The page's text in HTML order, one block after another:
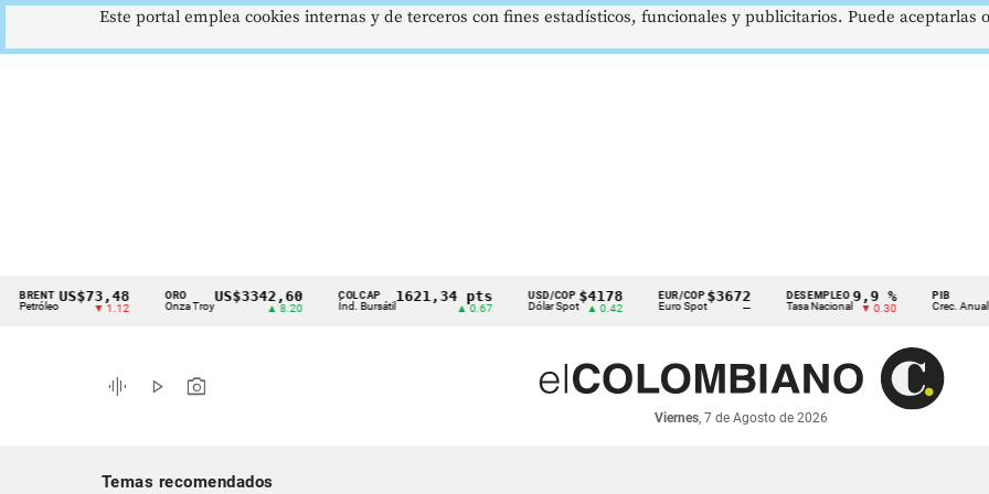
Cintillo
indicadores
económicos
US$73,48
▼ 1.12
ORO
Onza Troy
US$3342,60 COLCAP
Índ. Bursátil
1621,34 pts USD/COP
Dólar Spot
$4178
▲ 0.42
EUR/COP
Euro Spot
$3672
—
DESEMPLEO
Tasa Nacional
9,9 %
▼ 0.30
PIB
Crec. Anual
2,8 %
▲ 0.10
graphic_eq play_arrow photo_camera
Viernes, 7 de Agosto de 2026
Temas recomendados
Este portal emplea cookies internas y de terceros con fines estadísticos, funcionales y publicitarios. Puede aceptarlas